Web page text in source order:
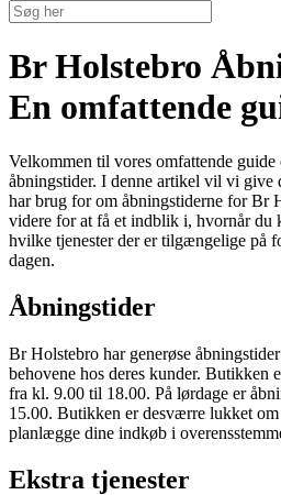
Br Holstebro
En omfattende
Velkommen til vores omfattende
åbningstider. I denne artikel vil vi give
har brug for om åbningstiderne for Br
videre for at få et indblik i, hvornår du
hvilke tjenester der er tilgængelige på
dagen.
Åbningstider
Br Holstebro har generøse
behovene hos deres kunder. Butikken
fra kl. 9.00 til 18.00. På lørdage er
15.00. Butikken er desværre lukket om
planlægge dine indkøb i
Ekstra tjenester